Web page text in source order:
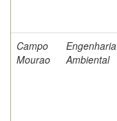
Campo
Mourao
Engenharia
Ambiental